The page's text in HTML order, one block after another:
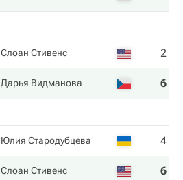
Слоан Стивенс 2
Дарья Видманова 6
Юлия Стародубцева 4
Слоан Стивенс 6